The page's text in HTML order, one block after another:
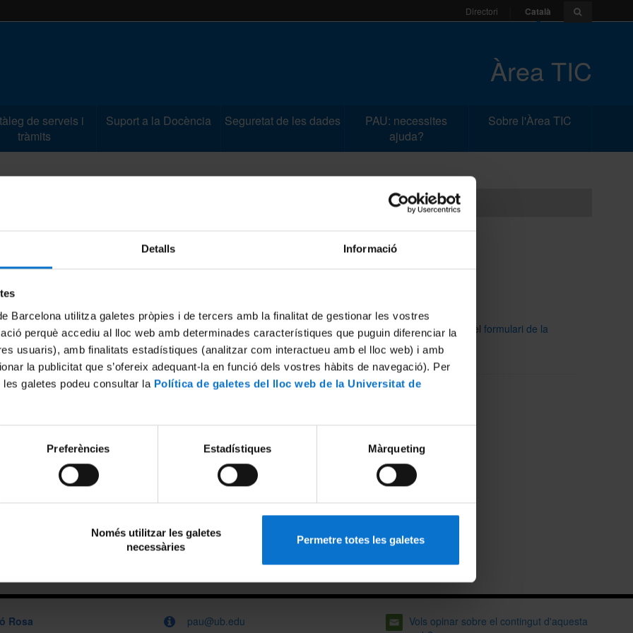
Detalls Informació
Barcelona utilitza galetes pròpies i de tercers amb la finalitat de gestionar les vostres
perquè accediu al lloc web amb determinades característiques que puguin diferenciar la
usuaris), amb finalitats estadístiques (analitzar com interactueu amb el lloc web) i amb
la publicitat que s’ofereix adequant-la en funció dels vostres hàbits de navegació). Per
galetes podeu consultar la Política de galetes del lloc web de la Universitat de
Preferències Estadístiques Màrqueting
Només utilitzar les galetes
necessàries
Permetre totes les galetes
Directori Català
Àrea TIC
de serveis i
tràmits
Suport a la Docència Seguretat de les dades
PAU: necessites
ajuda?
Sobre l'Àrea TIC
general de la Universitat de Barcelona, en relació amb
procediment telemàtic.
Observacions:
Per a qualsevol consulta, a través del formulari de la
unitat d'Administració Electrònica
pots demanar-nos i altres serveis on l'Àrea de Tecnologies
t'indiquem com pots fer la sol·licitud o a qui adreçar-te.
comunitat UB.
Rosa pau@ub.edu
Vols opinar sobre el contingut d'aquesta